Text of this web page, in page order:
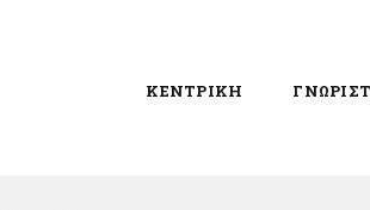
ΚΕΝΤΡΙΚΗ